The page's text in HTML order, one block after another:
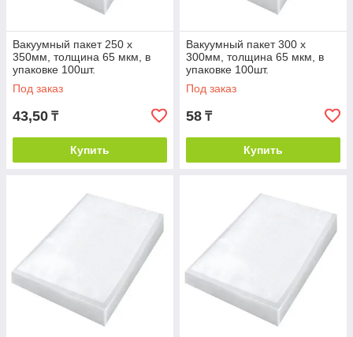
Вакуумный пакет 250 х
350мм, толщина 65 мкм, в
упаковке 100шт.
Под заказ
43,50 ₸
Купить
Вакуумный пакет 300 х
300мм, толщина 65 мкм, в
упаковке 100шт.
Под заказ
58 ₸
Купить